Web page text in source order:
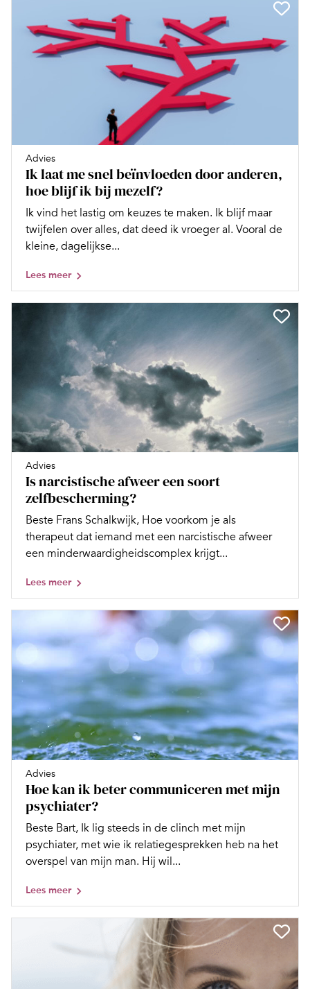
Advies
Ik laat me snel beïnvloeden door anderen,
hoe blijf ik bij mezelf?
Ik vind het lastig om keuzes te maken. Ik blijf maar
twijfelen over alles, dat deed ik vroeger al. Vooral de
kleine, dagelijkse...
Lees meer
Advies
Is narcistische afweer een soort
zelfbescherming?
Beste Frans Schalkwijk, Hoe voorkom je als
therapeut dat iemand met een narcistische afweer
een minderwaardigheidscomplex krijgt...
Lees meer
Advies
Hoe kan ik beter communiceren met mijn
psychiater?
Beste Bart, Ik lig steeds in de clinch met mijn
psychiater, met wie ik relatiegesprekken heb na het
overspel van mijn man. Hij wil...
Lees meer